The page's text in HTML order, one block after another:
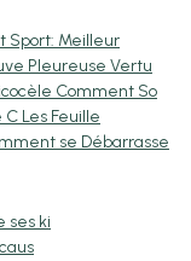
Sport: Meilleur
Pleureuse Vertu
Comment So
Les Feuille
se Débarrasse
ses ki